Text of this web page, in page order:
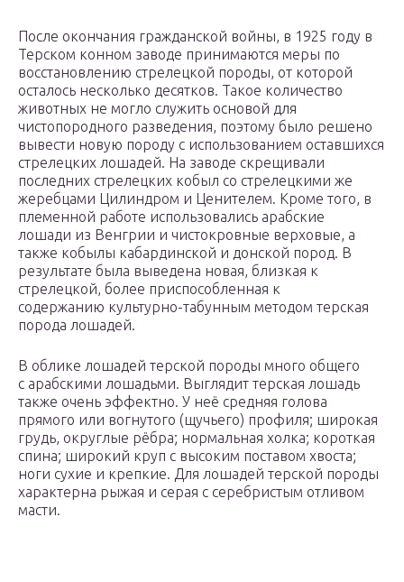
После окончания гражданской войны, в 1925 году в
Терском конном заводе принимаются меры по
восстановлению стрелецкой породы, от которой
осталось несколько десятков. Такое количество
животных не могло служить основой для
чистопородного разведения, поэтому было решено
вывести новую породу с использованием оставшихся
стрелецких лошадей. На заводе скрещивали
последних стрелецких кобыл со стрелецкими же
жеребцами Цилиндром и Ценителем. Кроме того, в
племенной работе использовались арабские
лошади из Венгрии и чистокровные верховые, а
также кобылы кабардинской и донской пород. В
результате была выведена новая, близкая к
стрелецкой, более приспособленная к
содержанию культурно-табунным методом терская
порода лошадей.
В облике лошадей терской породы много общего
с арабскими лошадьми. Выглядит терская лошадь
также очень эффектно. У неё средняя голова
прямого или вогнутого (щучьего) профиля; широкая
грудь, округлые рёбра; нормальная холка; короткая
спина; широкий круп с высоким поставом хвоста;
ноги сухие и крепкие. Для лошадей терской породы
характерна рыжая и серая с серебристым отливом
масти.